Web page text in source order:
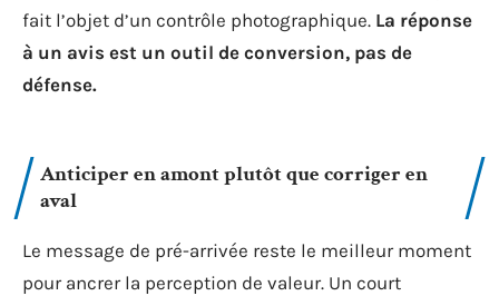
fait l’objet d’un contrôle photographique. La réponse
à un avis est un outil de conversion, pas de
défense.
Anticiper en amont plutôt que corriger en
aval
Le message de pré-arrivée reste le meilleur moment
pour ancrer la perception de valeur. Un court